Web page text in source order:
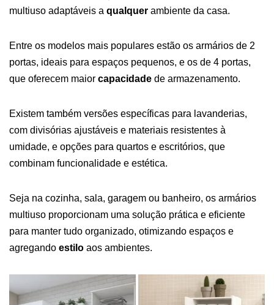
multiuso adaptáveis a qualquer ambiente da casa.
Entre os modelos mais populares estão os armários de 2
portas, ideais para espaços pequenos, e os de 4 portas,
que oferecem maior capacidade de armazenamento.
Existem também versões específicas para lavanderias,
com divisórias ajustáveis e materiais resistentes à
umidade, e opções para quartos e escritórios, que
combinam funcionalidade e estética.
Seja na cozinha, sala, garagem ou banheiro, os armários
multiuso proporcionam uma solução prática e eficiente
para manter tudo organizado, otimizando espaços e
agregando estilo aos ambientes.